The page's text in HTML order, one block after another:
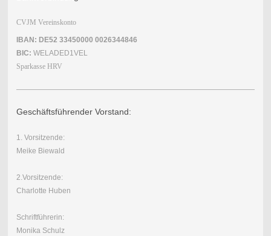
CVJM Vereinskonto
IBAN: DE52 33450000 0026344846
BIC: WELADED1VEL
Sparkasse HRV
Geschäftsführender Vorstand:
1. Vorsitzende:
Meike Biewald
2.Vorsitzende:
Charlotte Huben
Schriftführerin:
Monika Schulz